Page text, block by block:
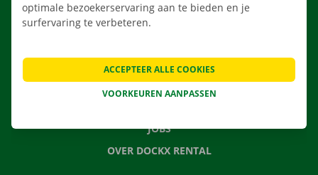
VEELGESTELDE VRAGEN
NIEUWS
JOBS
OVER DOCKX RENTAL
optimale bezoekerservaring aan te bieden en je
surfervaring te verbeteren.
VOORKEUREN AANPASSEN
ACCEPTEER ALLE COOKIES